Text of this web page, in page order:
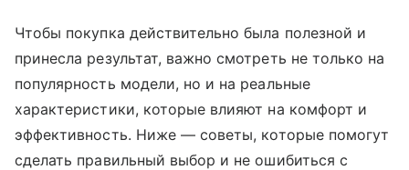
Чтобы покупка действительно была полезной и
принесла результат, важно смотреть не только на
популярность модели, но и на реальные
характеристики, которые влияют на комфорт и
эффективность. Ниже — советы, которые помогут
сделать правильный выбор и не ошибиться с